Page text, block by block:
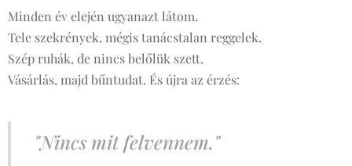
Minden év elején ugyanazt látom.
Tele szekrények, mégis tanácstalan reggelek.
Szép ruhák, de nincs belőlük szett.
Vásárlás, majd bűntudat. És újra az érzés:
"Nincs mit felvennem."